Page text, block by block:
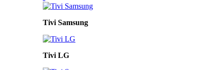
Tivi Samsung
Tivi LG